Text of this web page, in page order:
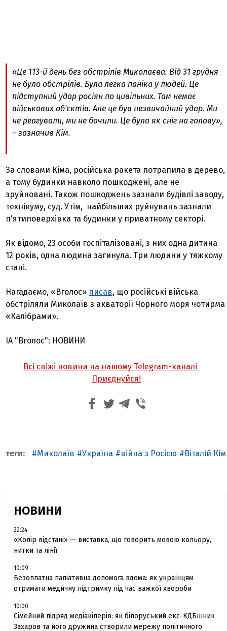
НОВИНИ
22:24
«Колір відстані» — виставка, що говорить мовою кольору,
нитки та лінії
10:09
Безоплатна паліативна допомога вдома: як українцям
отримати медичну підтримку під час важкої хвороби
10:00
Сімейний підряд медіакілерів: як білоруський екс-КДБшник
Захаров та його дружина створили мережу політичного
«Це 113-й день без обстрілів Миколаєва. Від 31 грудня
не було обстрілів. Була легка паніка у людей. Це
підступний удар росіян по цивільних. Там немає
військових об'єктів. Але це був незвичайний удар. Ми
не реагували, ми не бачили. Це було як сніг на голову»,
– зазначив Кім.
За словами Кіма, російська ракета потрапила в дерево,
а тому будинки навколо пошкоджені, але не
зруйновані. Також пошкоджень зазнали будівлі заводу,
технікуму, суд. Утім, найбільших руйнувань зазнали
п'ятиповерхівка та будинки у приватному секторі.
Як відомо, 23 особи госпіталізовані, з них одна дитина
12 років, одна людина загинула. Три людини у тяжкому
стані.
Нагадаємо, «Вголос» писав, що російські війська
обстріляли Миколаїв з акваторії Чорного моря чотирма
«Калібрами».
ІА "Вголос": НОВИНИ
Всі свіжі новини на нашому Telegram-каналі
Приєднуйся!
Миколаїв Україна війна з Росією Віталій Кім